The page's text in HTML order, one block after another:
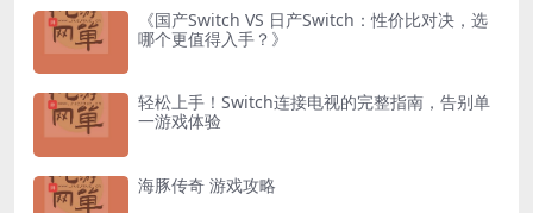
《国产Switch VS 日产Switch：性价比对决，选
哪个更值得入手？》
轻松上手！Switch连接电视的完整指南，告别单
一游戏体验
海豚传奇 游戏攻略